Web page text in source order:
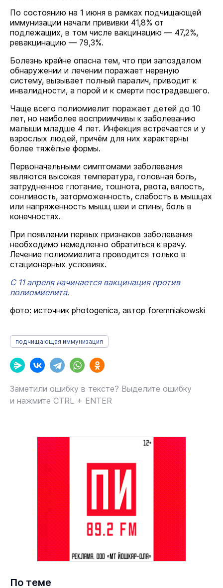
По состоянию на 1 июня в рамках подчищающей
иммунизации начали прививки 41,8% от
подлежащих, в том числе вакцинацию — 47,2%,
ревакцинацию — 79,3%.
Болезнь крайне опасна тем, что при запоздалом
обнаружении и лечении поражает нервную
систему, вызывает полный паралич, приводит к
инвалидности, а порой и к смерти пострадавшего.
Чаще всего полиомиелит поражает детей до 10
лет, но наиболее восприимчивы к заболеванию
малыши младше 4 лет. Инфекция встречается и у
взрослых людей, причём для них характерны
более тяжёлые формы.
Первоначальными симптомами заболевания
являются высокая температура, головная боль,
затрудненное глотание, тошнота, рвота, вялость,
сонливость, заторможенность, слабость в мышцах
или напряженность мышц шеи и спины, боль в
конечностях.
При появлении первых признаков заболевания
необходимо немедленно обратиться к врачу.
Лечение полиомиелита проводится только в
стационарных условиях.
С 11 апреля начинается вакцинация против
полиомиелита.
фото: источник photogenica, автор foremniakowski
подчищающая иммунизация
Заметили ошибку в тексте? Выделите ошибку
и нажмите CTRL + ENTER
По теме